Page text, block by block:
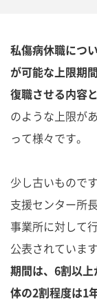
私傷病休職につ
が可能な上限期
復職させる内容
のような上限が
って様々です。
少し古いもので
支援センター所
事業所に対して
公表されています
期間は、6割以
体の2割程度は1